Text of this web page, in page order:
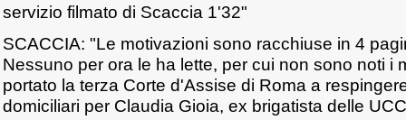
servizio filmato di Scaccia 1'32"
SCACCIA: "Le motivazioni sono racchiuse in 4
Nessuno per ora le ha lette, per cui non sono noti i
portato la terza Corte d'Assise di Roma a
domiciliari per Claudia Gioia, ex brigatista delle